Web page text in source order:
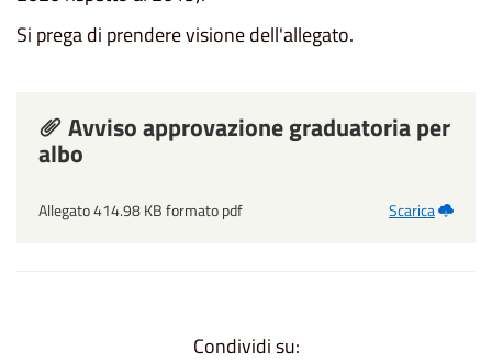
Si prega di prendere visione dell'allegato.
Avviso approvazione graduatoria per
albo
Allegato 414.98 KB formato pdf Scarica
Condividi su: